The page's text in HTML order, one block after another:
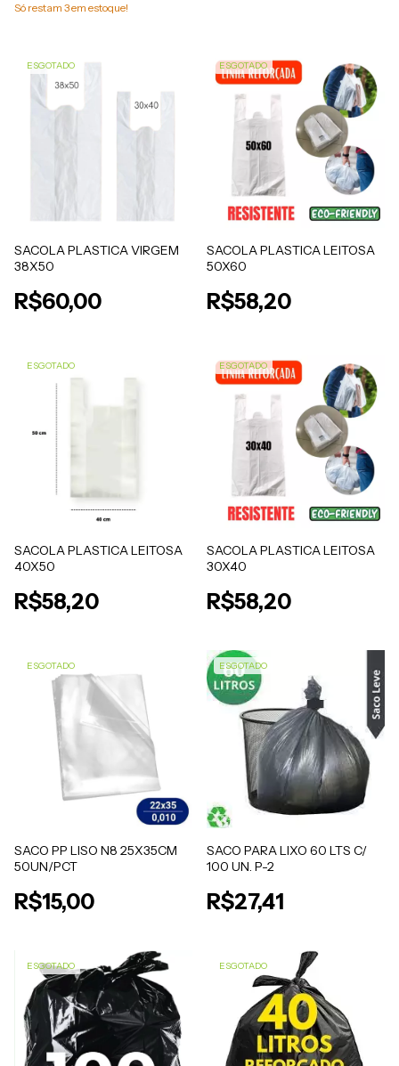
Só restam 3em estoque!
ESGOTADO
SACOLA PLASTICA VIRGEM
38X50
R$60,00
ESGOTADO
SACOLA PLASTICA LEITOSA
50X60
R$58,20
ESGOTADO
SACOLA PLASTICA LEITOSA
40X50
R$58,20
ESGOTADO
SACOLA PLASTICA LEITOSA
30X40
R$58,20
ESGOTADO
SACO PP LISO N8 25X35CM
50UN/PCT
R$15,00
ESGOTADO
SACO PARA LIXO 60 LTS C/
100 UN. P-2
R$27,41
ESGOTADO ESGOTADO